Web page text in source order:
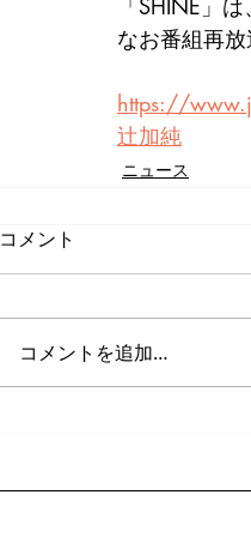
「SHINE」
なお番組再
https://
辻加純
ニュース
コメント
コメントを追加…